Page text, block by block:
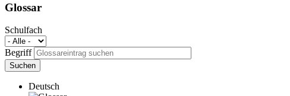
Glossar
Schulfach
Begriff
Deutsch